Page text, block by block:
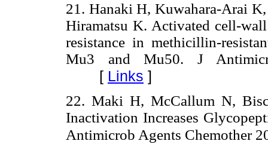
21. Hanaki H, Kuwahara-Arai
Hiramatsu K. Activated cell-
resistance in methicillin-
Mu3 and Mu50. J
[ Links ]
22. Maki H, McCallum N,
Inactivation Increases
Antimicrob Agents Chemother